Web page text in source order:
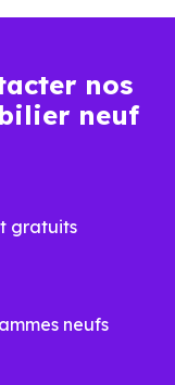
nos
neuf
gratuits
neufs